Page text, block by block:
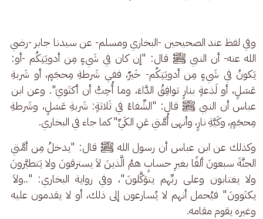
وفي لفظ عند الصحيحين -البخاري ومسلم- عن سيدنا جابر -رضي
الله عنه- أن النبي ﷺ قال: "إن كان في شَيءٍ مِن أدويَتِكُم -أو:
يَكونُ في شَيءٍ مِن أدويَتِكُم- خَيرٌ، ففي شَرطةِ مِحجَمٍ، أو شَربةِ
عَسَلٍ، أو لَذعةٍ بنارٍ توافِقُ الدَّاءَ، وما أُحِبُّ أن أكتَويَ". وعن ابن
عباس أن النبي ﷺ قال: "الشِّفاءُ في ثَلاثةٍ: شَربةِ عَسَلٍ، وشَرطةِ
مِحجَمٍ، وكَيَّةِ نارٍ، وأنهى أُمَّتي عَنِ الكَيِّ" كما جاء في البخاري.
وكذلك عن ابن عباس أن رسول الله ﷺ قال: "يدخلُ مِن أمَّتي
الجنَّةَ سبعونَ ألفًا بغيرِ حسابٍ همُ الَّذينَ لاَ يسترقونَ ولا يَتطيَّرونَ
ولا يغتابون وعلى ربِّهم يتوَكَّلونَ"، وفي رواية البخاري: "..ولاَ
يكتَوونَ" فيُحمل أنهم لا يُسارعون إلى ذلك، أو لا يقدمون عليه
وغيره يقوم مقامه.